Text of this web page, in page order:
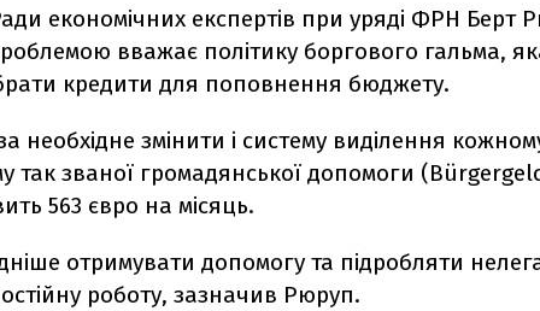
економічних експертів при уряді ФРН Берт
вважає політику боргового гальма,
кредити для поповнення бюджету.
необхідне змінити і систему виділення
так званої громадянської допомоги
563 євро на місяць.
отримувати допомогу та підробляти
роботу, зазначив Рюруп.